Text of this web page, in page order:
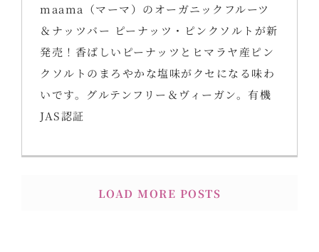
maama（マーマ）のオーガニックフルーツ
＆ナッツバー ピーナッツ・ピンクソルトが新
発売！香ばしいピーナッツとヒマラヤ産ピン
クソルトのまろやかな塩味がクセになる味わ
いです。グルテンフリー＆ヴィーガン。有機
JAS認証
LOAD MORE POSTS